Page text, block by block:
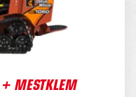
MESTKLEM